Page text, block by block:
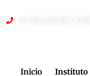
Inicio Instituto